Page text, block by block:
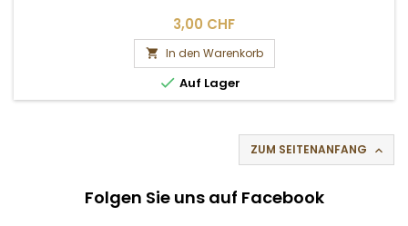
3,00 CHF
 In den Warenkorb
 Auf Lager
ZUM SEITENANFANG 
Folgen Sie uns auf Facebook